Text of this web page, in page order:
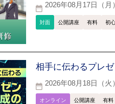
2026年08月17日（月
対面 公開講座 有料 初
相手に伝わるプレ
2026年08月18日（火
オンライン 公開講座 有料